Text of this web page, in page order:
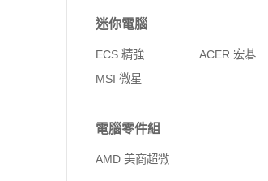
迷你電腦
ECS 精強
ACER 宏碁
MSI 微星
電腦零件組
AMD 美商超微